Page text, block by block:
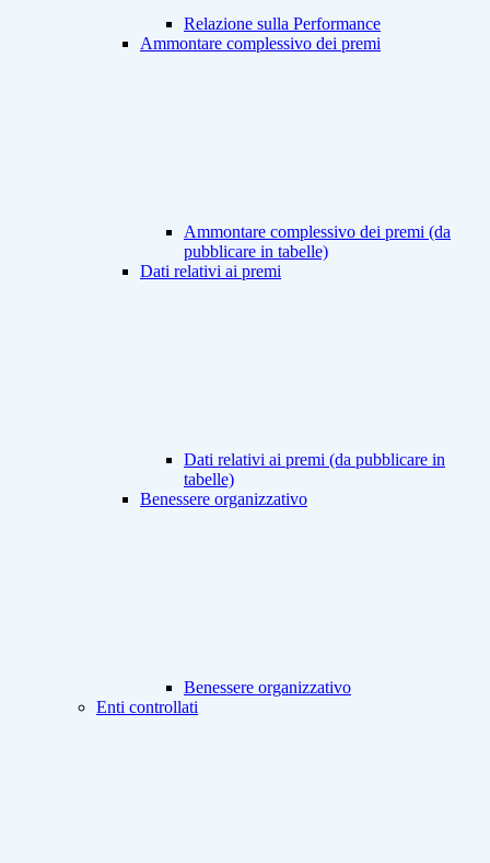
Relazione sulla Performance
Ammontare complessivo dei premi
Ammontare complessivo dei premi (da
pubblicare in tabelle)
Dati relativi ai premi
Dati relativi ai premi (da pubblicare in
tabelle)
Benessere organizzativo
Benessere organizzativo
Enti controllati